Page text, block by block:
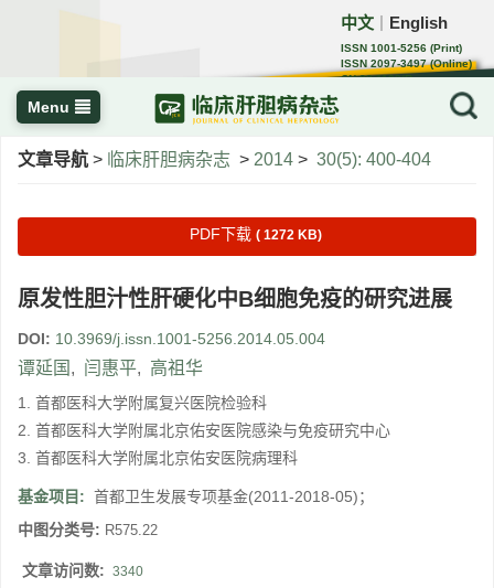
中文 English
ISSN 1001-5256 (Print)
ISSN 2097-3497 (Online)
CN 22-1108/R
Menu
文章导航 > 临床肝胆病杂志 > 2014 > 30(5): 400-404
PDF下载 ( 1272 KB)
原发性胆汁性肝硬化中B细胞免疫的研究进展
DOI: 10.3969/j.issn.1001-5256.2014.05.004
谭延国 , 闫惠平, 高祖华
1. 首都医科大学附属复兴医院检验科
2. 首都医科大学附属北京佑安医院感染与免疫研究中心
3. 首都医科大学附属北京佑安医院病理科
基金项目: 首都卫生发展专项基金(2011-2018-05)；
中图分类号: R575.22
文章访问数: 3340